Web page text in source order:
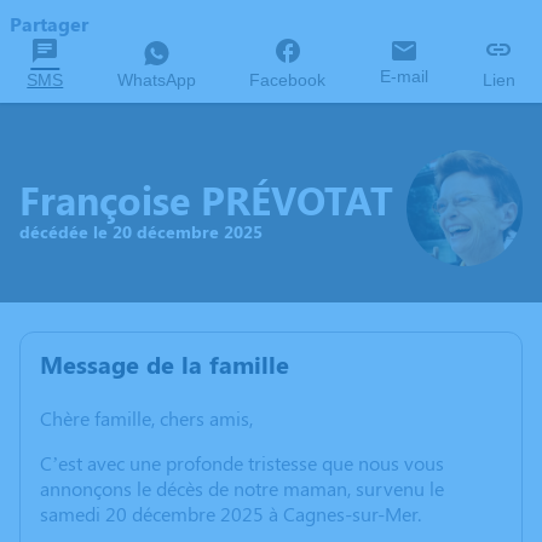
Partager
SMS WhatsApp Facebook E-mail Lien
Françoise PRÉVOTAT
décédée le 20 décembre 2025
Message de la famille
Chère famille, chers amis,
C’est avec une profonde tristesse que nous vous
annonçons le décès de notre maman, survenu le
samedi 20 décembre 2025 à Cagnes-sur-Mer.